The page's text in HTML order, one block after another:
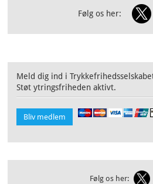
Følg os her:
Meld dig ind i
Støt ytringsfriheden aktivt.
Bliv medlem
Følg os her: